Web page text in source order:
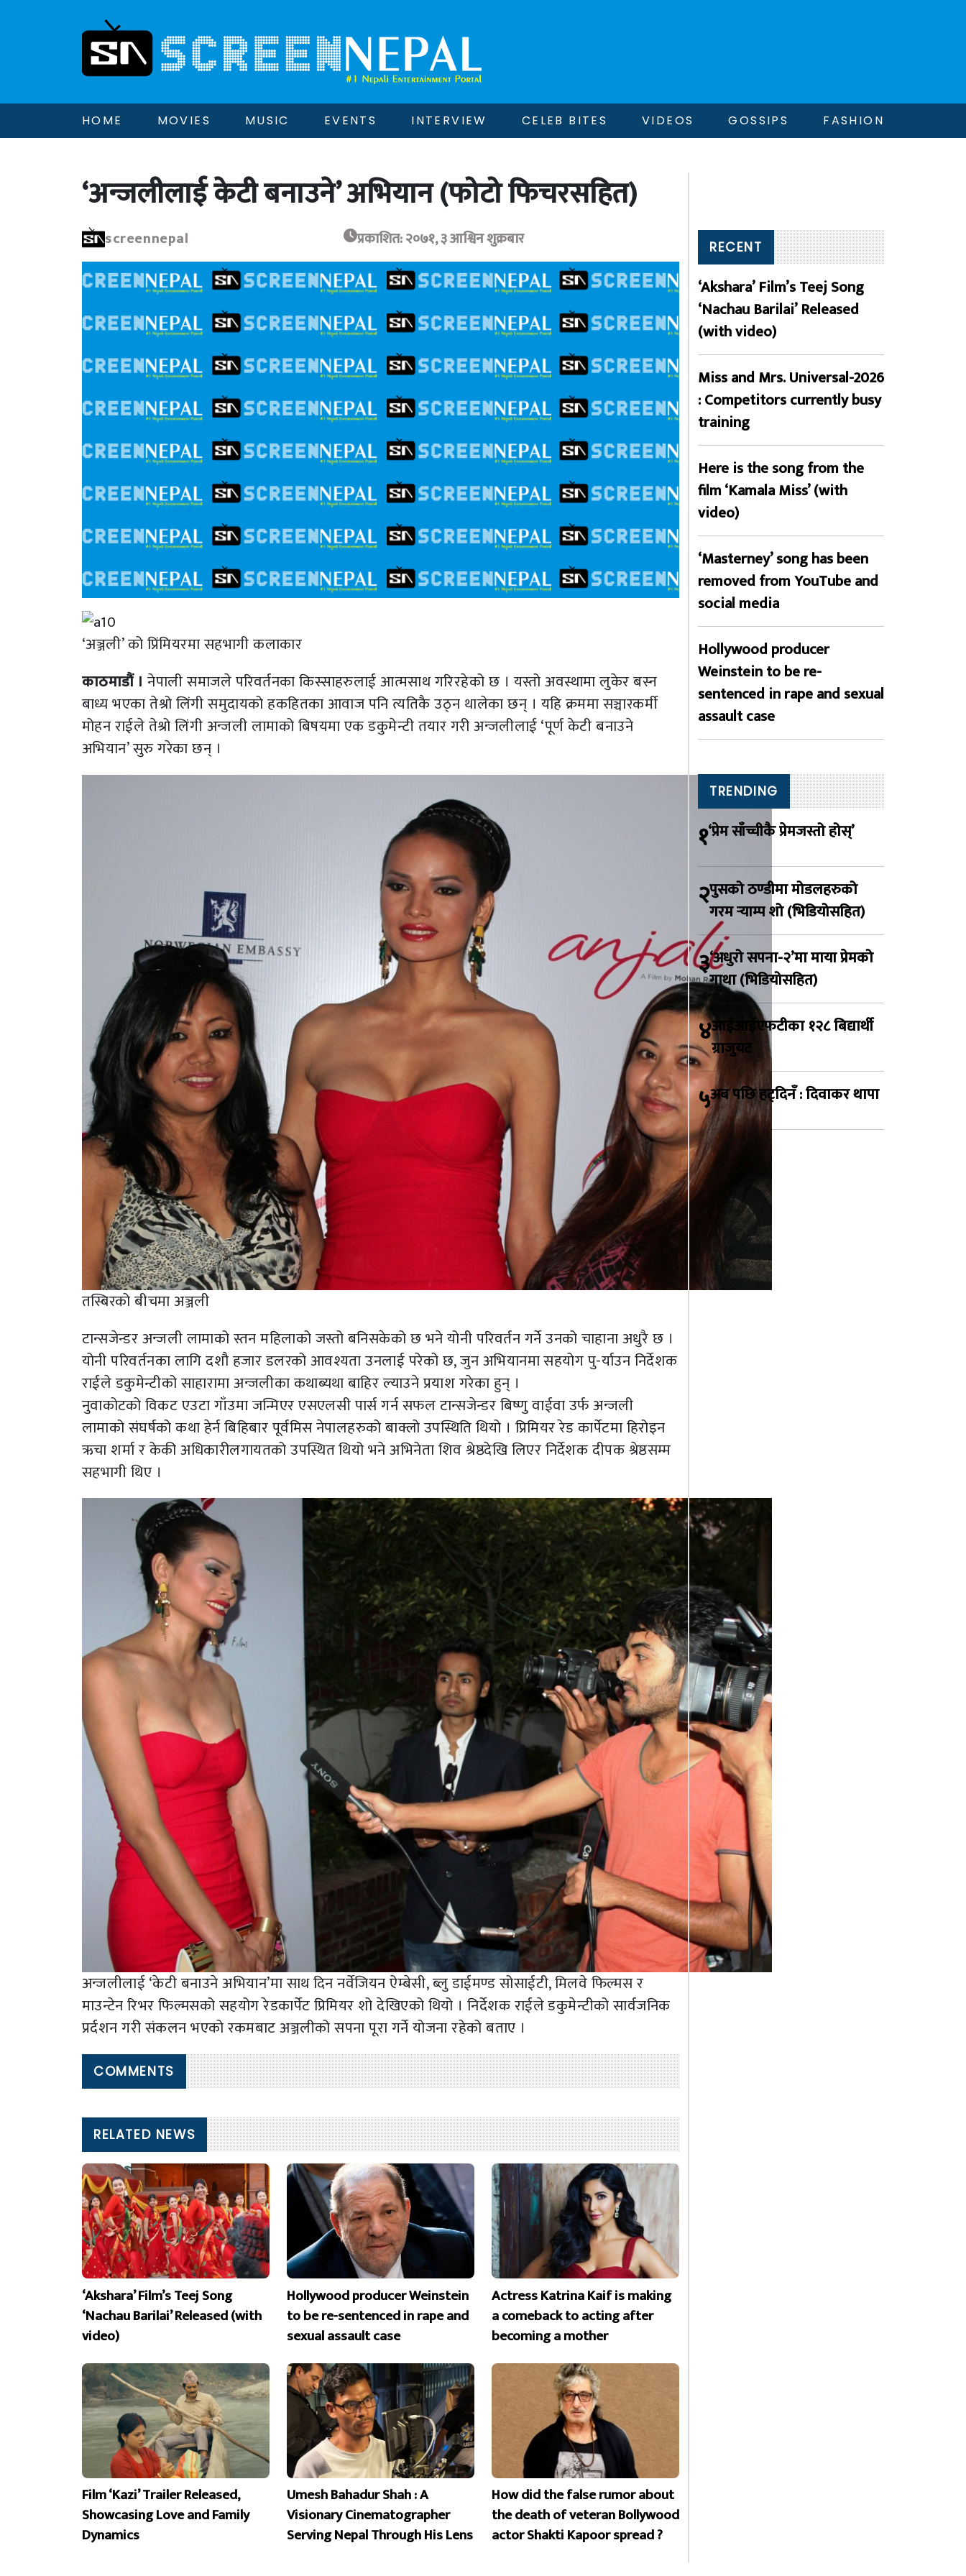
HOME MOVIES MUSIC EVENTS INTERVIEW CELEB BITES VIDEOS GOSSIPS FASHION
‘अन्जलीलाई केटी बनाउने’ अभियान (फोटो फिचरसहित)
screennepal प्रकाशित: २०७१, ३ आश्विन शुक्रबार
‘अञ्जली’ को प्रिंमियरमा सहभागी कलाकार
काठमाडौं । नेपाली समाजले परिवर्तनका किस्साहरुलाई आत्मसाथ गरिरहेको छ । यस्तो अवस्थामा लुकेर बस्न
बाध्य भएका तेश्रो लिंगी समुदायको हकहितका आवाज पनि त्यतिकै उठ्न थालेका छन् । यहि क्रममा सञ्चारकर्मी
मोहन राईले तेश्रो लिंगी अन्जली लामाको बिषयमा एक डकुमेन्टी तयार गरी अन्जलीलाई ‘पूर्ण केटी बनाउने
अभियान’ सुरु गरेका छन् ।
तस्बिरको बीचमा अञ्जली
टान्सजेन्डर अन्जली लामाको स्तन महिलाको जस्तो बनिसकेको छ भने योनी परिवर्तन गर्ने उनको चाहाना अधुरै छ ।
योनी परिवर्तनका लागि दशौ हजार डलरको आवश्यता उनलाई परेको छ, जुन अभियानमा सहयोग पु-र्याउन निर्देशक
राईले डकुमेन्टीको साहारामा अन्जलीका कथाब्यथा बाहिर ल्याउने प्रयाश गरेका हुन् ।
नुवाकोटको विकट एउटा गाँउमा जन्मिएर एसएलसी पार्स गर्न सफल टान्सजेन्डर बिष्णु वाईवा उर्फ अन्जली
लामाको संघर्षको कथा हेर्न बिहिबार पूर्वमिस नेपालहरुको बाक्लो उपस्थिति थियो । प्रिमियर रेड कार्पेटमा हिरोइन
ऋचा शर्मा र केकी अधिकारीलगायतको उपस्थित थियो भने अभिनेता शिव श्रेष्ठदेखि लिएर निर्देशक दीपक श्रेष्ठसम्म
सहभागी थिए ।
अन्जलीलाई ‘केटी बनाउने अभियान’मा साथ दिन नर्वेजियन ऐम्बेसी, ब्लु डाईमण्ड सोसाईटी, मिलवे फिल्मस र
माउन्टेन रिभर फिल्मसको सहयोग रेडकार्पेट प्रिमियर शो देखिएको थियो । निर्देशक राईले डकुमेन्टीको सार्वजनिक
प्रर्दशन गरी संकलन भएको रकमबाट अञ्जलीको सपना पूरा गर्ने योजना रहेको बताए ।
COMMENTS
RELATED NEWS
‘Akshara’ Film’s Teej Song
‘Nachau Barilai’ Released (with
video)
Hollywood producer Weinstein
to be re-sentenced in rape and
sexual assault case
Actress Katrina Kaif is making
a comeback to acting after
becoming a mother
Film ‘Kazi’ Trailer Released,
Showcasing Love and Family
Dynamics
Umesh Bahadur Shah : A
Visionary Cinematographer
Serving Nepal Through His Lens
How did the false rumor about
the death of veteran Bollywood
actor Shakti Kapoor spread ?
RECENT
‘Akshara’ Film’s Teej Song
‘Nachau Barilai’ Released
(with video)
Miss and Mrs. Universal-2026
: Competitors currently busy
training
Here is the song from the
film ‘Kamala Miss’ (with
video)
‘Masterney’ song has been
removed from YouTube and
social media
Hollywood producer
Weinstein to be re-
sentenced in rape and sexual
assault case
TRENDING
१‘प्रेम साँच्चीकै प्रेमजस्तो होस्’
२पुसको ठण्डीमा मोडलहरुको
गरम र्‍याम्प शो (भिडियोसहित)
३‘अधुरो सपना-२’मा माया प्रेमको
गाथा (भिडियोसहित)
४आईआईएफटीका १२८ बिद्यार्थी
ग्राजुयट
५अब पछि हट्दिनँ : दिवाकर थापा